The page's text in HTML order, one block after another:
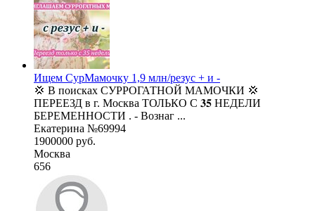
Ищем СурМамочку 1,9 млн/резус + и -
💢 В поисках СУРРОГАТНОЙ МАМОЧКИ 💢
ПЕРЕЕЗД в г. Москва ТОЛЬКО С 𝟑𝟓 НЕДЕЛИ
БЕРЕМЕННОСТИ . - Вознаг ...
Екатерина №69994
1900000 руб.
Москва
656